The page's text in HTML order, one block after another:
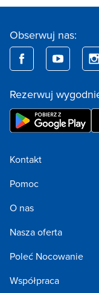
Obserwuj nas:
Rezerwuj
Kontakt
Pomoc
O nas
Nasza oferta
Poleć Nocowanie
Współpraca